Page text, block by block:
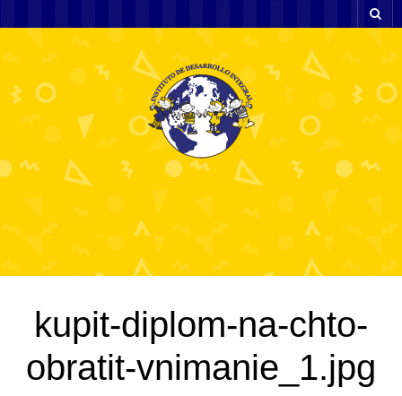
kupit-diplom-na-chto-
obratit-vnimanie_1.jpg